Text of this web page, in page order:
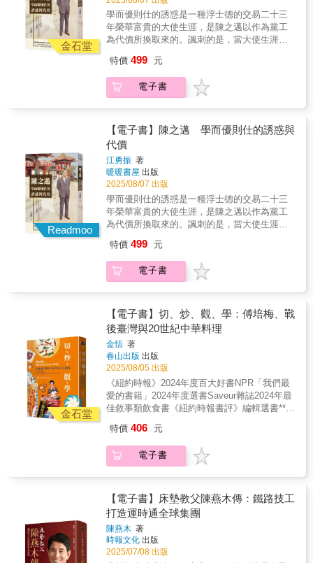
對地方文化的深遠影響，其貢獻至今仍持續啟
發無數文史工作者。開卷展讀，既是對這位
「古蹟文物研究之推手」的最高致敬，也是一
次全面認識臺南與臺灣文史根基的深度學習。
的主人，已經在台灣歷史的進程中被喚醒！
一九六〇年代西方學生運動那樣的台灣民主運
動。在台灣民主已成歷史現實的一九九〇年
代，回想《風雨之聲》引起的一九七七年的省
議會圍剿事件，我不禁迷惑：這個事件到底是
國民黨精心佈置讓我跳下的陷阱？還是上天精
心佈置讓國民黨跳下的陷阱？第七章 中壢事件
中壢事件燒毀了國民黨以舞弊竊取選舉果實的
黑幕，燒出了台灣大地的民主生機。受到中壢
舞，大量具有民主意識的黨外運動菁英踴躍投
入第二年被中斷的選舉，不管參選或者助選。
正是這些人開創了「美麗島」時代。經歷中壢
事件，一九七八年以後的台灣民主運動其實已
經是不可能被擊敗的了。因為人民，這個歷史
的主人，已經在台灣歷史的進程中被喚醒！
致力於水果銷售，後又因病無法繼續經營，作
者便毅然決定接手家族事業，並重新打造品牌
形象。而後更進一步投身台南文史工作，創辦
刊，致力於讓顧客認識台灣水果與台南文化，
也讓這間傳統水果店多了一分人文味。本書作
者李文雄是莉莉水果店第二代經營者，從日本
仔麵發展到月結包飯服務，涵蓋水果與冰品、
青果批發與零售，他在書中細數家族記憶與經
歷，娓娓道出近八十年來的果實人生。如今傳
承三代的莉莉，是在地人家喻戶曉的老字號水
果店，也是觀光客趨之若鶩的知名冰品店，除
了有香甜多汁的水果、清涼透心的冰品，還有
難以忘懷的童年回憶與青春時代，刻印著府城
最甘美的集體記憶，以及彌足珍貴的歷史腳
跡。
金石堂
學而優則仕的誘惑是一種浮士德的交易二十三
年榮華富貴的大使生涯，是陳之邁以作為黨工
為代價所換取來的。諷刺的是，當大使生涯走
心。「做了大半生外交官，而國家的外交到了
一蹶不振之境。國破家亡，一生離亂。」陳之
邁作為冷戰鬥士、蔣介石的反共尖兵，一朝為
近現代學而優則仕的人物裡，陳之邁所留下來
的傳記資料雖然比不上胡適，但與蔣廷黻相比
絕不會遜色。陳之邁是可以成為一個傑出的政
治學者的。然而，對他而言，學而優則仕是一
個無可抗拒的誘惑。他學成歸國以後，只在清
華大學教了四年的書，就學而優則仕去了。從
某個角度來說，他是予不得已也，因為求取功
名、做官是他曾祖二代未竟的祖業。陳之邁在
學而優則仕以後，在美國擔任參事十一年，其
間有六年兼公使銜。其後二十三年間，歷任駐
爾他大使，不但完成了他們家求取功名、入朝
為官未竟的祖業，而且超越他父親希望外放為
公使的遺志。這二十三年的大使生涯是一種酬
十八年，特別是他在美國作宣傳、遊說工作的
十一年。換句話說，這二十三年榮華富貴的大
使生涯，是他用作為黨工為代價所換取來的。
諷刺的是，當大使生涯走向尾聲的時候，他卻
滋生是否虛擲一生的悔恨之心。他在日記裡以
「放逐異域三十年」自況，質疑自己「轉任外
交卅年，打了廿五年保衛戰」，防止駐在國承
認中共、或支持中共進入聯合國，他自問：
黨作嫁反共，而外交陷於孤立，所為何來？
特價 499 元
電子書
Readmoo
【電子書】陳之邁 學而優則仕的誘惑與
代價
江勇振 著
暖暖書屋 出版
2025/08/07 出版
學而優則仕的誘惑是一種浮士德的交易二十三
年榮華富貴的大使生涯，是陳之邁以作為黨工
為代價所換取來的。諷刺的是，當大使生涯走
心。「做了大半生外交官，而國家的外交到了
一蹶不振之境。國破家亡，一生離亂。」陳之
邁作為冷戰鬥士、蔣介石的反共尖兵，一朝為
近現代學而優則仕的人物裡，陳之邁所留下來
的傳記資料雖然比不上胡適，但與蔣廷黻相比
絕不會遜色。陳之邁是可以成為一個傑出的政
治學者的。然而，對他而言，學而優則仕是一
個無可抗拒的誘惑。他學成歸國以後，只在清
華大學教了四年的書，就學而優則仕去了。從
某個角度來說，他是予不得已也，因為求取功
名、做官是他曾祖二代未竟的祖業。陳之邁在
學而優則仕以後，在美國擔任參事十一年，其
間有六年兼公使銜。其後二十三年間，歷任駐
爾他大使，不但完成了他們家求取功名、入朝
為官未竟的祖業，而且超越他父親希望外放為
公使的遺志。這二十三年的大使生涯是一種酬
十八年，特別是他在美國作宣傳、遊說工作的
十一年。換句話說，這二十三年榮華富貴的大
使生涯，是他用作為黨工為代價所換取來的。
諷刺的是，當大使生涯走向尾聲的時候，他卻
滋生是否虛擲一生的悔恨之心。他在日記裡以
特價 499 元
電子書
金石堂
【電子書】切、炒、觀、學：傅培梅、戰
後臺灣與20世紀中華料理
金恬 著
春山出版 出版
2025/08/05 出版
《紐約時報》2024年度百大好書NPR「我們最
愛的書籍」2024年度選書Saveur雜誌2024年最
佳敘事類飲食書《紐約時報書評》編輯選書***
一道時代的縮影。我們都知道，傅培梅（1931–
2004）是臺灣乃至華人世界家喻戶曉的烹飪權
威；但許多人可能不知道，她的生命軌跡與二
逃難至臺灣。婚後，為做出讓丈夫滿意的菜
色，她自費向餐廳大廚請益，學有所成後於自
家院子開班授課。一九六二年臺灣電視開播，
她登上節目示範烹飪，自此華麗轉身，從平凡
主婦躍升為小螢幕名人，主持多檔節目長達近
四十年。她擅長將高級餐館的中式菜餚簡化為
特價 406 元
電子書
【電子書】床墊教父陳燕木傳：鐵路技工
打造運時通全球集團
陳燕木 著
時報文化 出版
2025/07/08 出版